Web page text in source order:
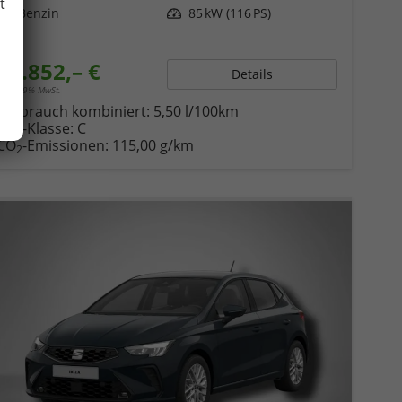
Kraftstoff
Benzin Leistung 85 kW (116 PS)
23.852,– €
incl. 19% MwSt.
Details
Verbrauch kombiniert: 5,50 l/100km
2-Klasse: C
2-Emissionen: 115,00 g/km